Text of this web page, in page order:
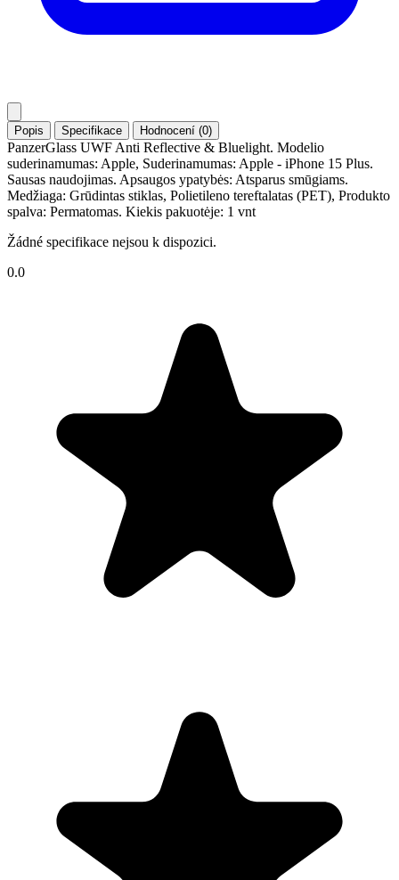
Popis Specifikace Hodnocení (0)
PanzerGlass UWF Anti Reflective & Bluelight. Modelio
suderinamumas: Apple, Suderinamumas: Apple - iPhone 15 Plus.
Sausas naudojimas. Apsaugos ypatybės: Atsparus smūgiams.
Medžiaga: Grūdintas stiklas, Polietileno tereftalatas (PET), Produkto
spalva: Permatomas. Kiekis pakuotėje: 1 vnt
Žádné specifikace nejsou k dispozici.
0.0